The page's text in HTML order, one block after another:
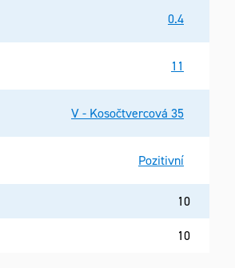
0.4
11
V - Kosočtvercová 35
Pozitivní
10
10